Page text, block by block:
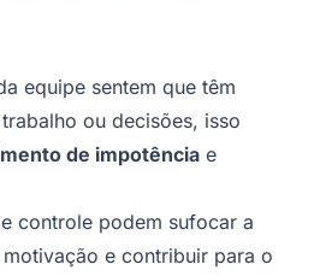
equipe sentem que têm
ou decisões, isso
de impotência e
controle podem sufocar a
e contribuir para o